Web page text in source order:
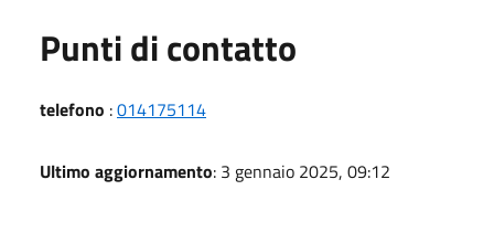
Punti di contatto
telefono :014175114
Ultimo aggiornamento: 3 gennaio 2025, 09:12